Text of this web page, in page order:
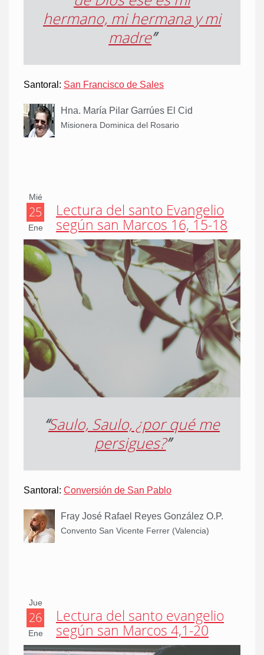
hermano, mi hermana y mi
madre”
Santoral: San Francisco de Sales
Hna. María Pilar Garrúes El Cid
Misionera Dominica del Rosario
Mié
25
Ene
Lectura del santo Evangelio
según san Marcos 16, 15-18
“Saulo, Saulo, ¿por qué me
persigues?”
Santoral: Conversión de San Pablo
Fray José Rafael Reyes González O.P.
Convento San Vicente Ferrer (Valencia)
Jue
26
Ene
Lectura del santo evangelio
según san Marcos 4,1-20